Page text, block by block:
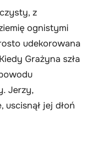
z
ognistymi
udekorowana
Grażyna szła
Jerzy,
jej dłoń